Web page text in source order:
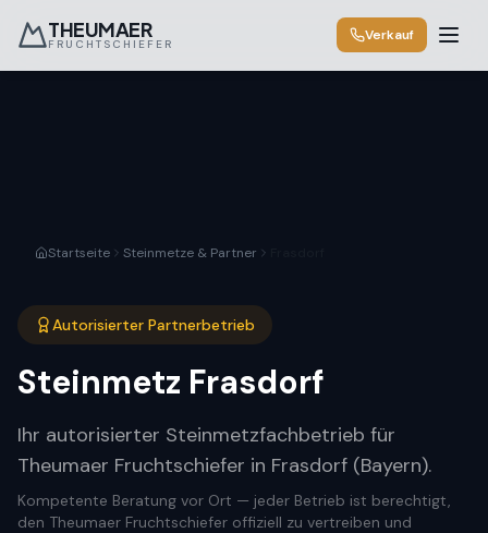
THEUMAER
FRUCHTSCHIEFER
Verkauf
Startseite Steinmetze & Partner
Autorisierter Partnerbetrieb
Steinmetz Frasdorf
Ihr autorisierter Steinmetzfachbetrieb für
Theumaer Fruchtschiefer in Frasdorf (Bayern).
Kompetente Beratung vor Ort — jeder Betrieb ist berechtigt,
den Theumaer Fruchtschiefer offiziell zu vertreiben und